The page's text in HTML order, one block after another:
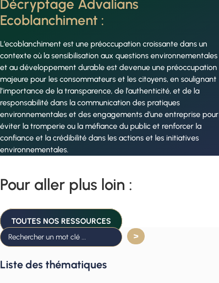
Décryptage Advalians
Ecoblanchiment :
L’ecoblanchiment est une préoccupation croissante dans un
contexte où la sensibilisation aux questions environnementales
et au développement durable est devenue une préoccupation
majeure pour les consommateurs et les citoyens, en soulignant
l’importance de la transparence, de l’authenticité, et de la
responsabilité dans la communication des pratiques
environnementales et des engagements d’une entreprise pour
éviter la tromperie ou la méfiance du public et renforcer la
confiance et la crédibilité dans les actions et les initiatives
environnementales.
Pour aller plus loin :
TOUTES NOS RESSOURCES
Liste des thématiques